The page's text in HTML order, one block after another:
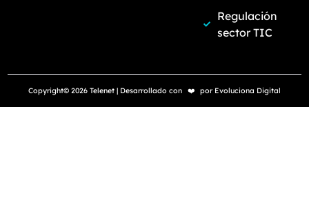
Regulación
sector TIC
Copyright© 2026 Telenet | Desarrollado con ❤️ por Evoluciona Digital